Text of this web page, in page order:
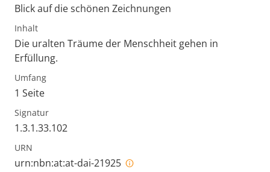
Blick auf die schönen Zeichnungen
Inhalt
Die uralten Träume der Menschheit gehen in
Erfüllung.
Umfang
1 Seite
Signatur
1.3.1.33.102
URN
urn:nbn:at:at-dai-21925